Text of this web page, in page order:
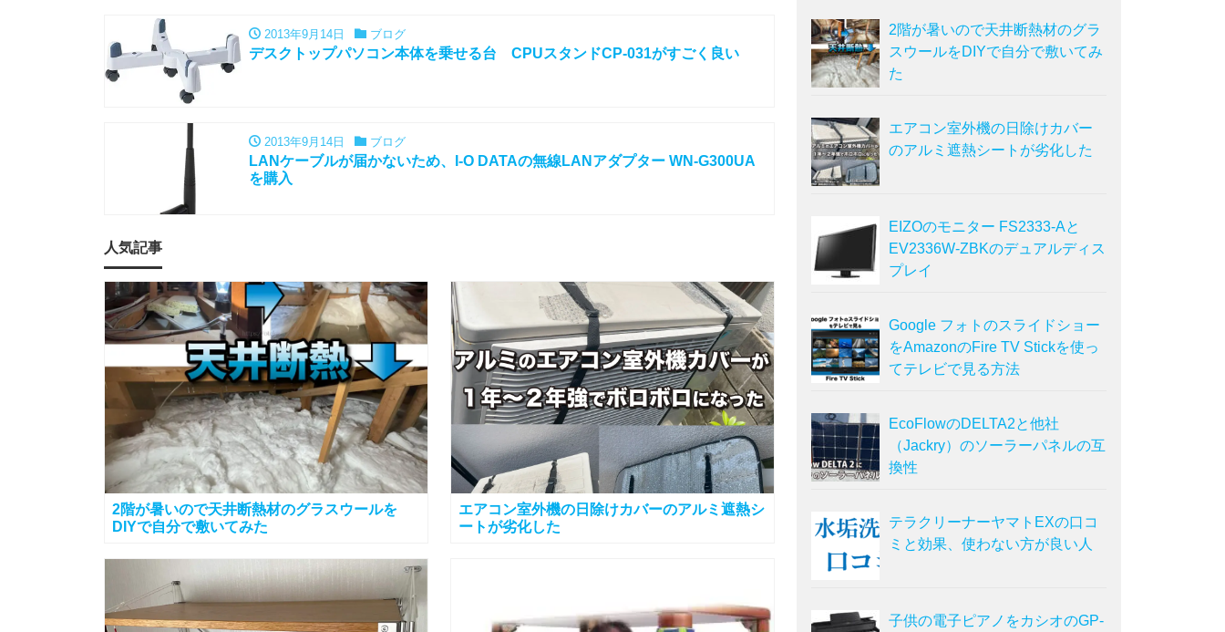
2013年9月14日 ブログ
デスクトップパソコン本体を乗せる台 CPUスタンドCP-031がすごく良い
2013年9月14日 ブログ
LANケーブルが届かないため、I-O DATAの無線LANアダプター WN-G300UA
を購入
人気記事
2階が暑いので天井断熱材のグラスウールを
DIYで自分で敷いてみた
エアコン室外機の日除けカバーのアルミ遮熱シ
ートが劣化した
2階が暑いので天井断熱材のグラ
スウールをDIYで自分で敷いてみ
た
エアコン室外機の日除けカバー
のアルミ遮熱シートが劣化した
EIZOのモニター FS2333-Aと
EV2336W-ZBKのデュアルディス
プレイ
Google フォトのスライドショー
をAmazonのFire TV Stickを使っ
てテレビで見る方法
EcoFlowのDELTA2と他社
（Jackry）のソーラーパネルの互
換性
テラクリーナーヤマトEXの口コ
ミと効果、使わない方が良い人
子供の電子ピアノをカシオのGP-